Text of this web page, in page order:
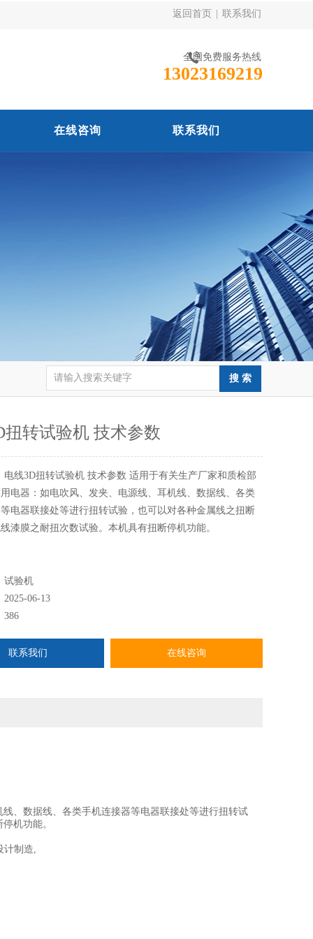
返回首页 联系我们
全国免费服务热线
13023169219
在线咨询 联系我们
扭转试验机 技术参数
电线3D扭转试验机 技术参数 适用于有关生产厂家和质检部
电器：如电吹风、发夹、电源线、耳机线、数据线、各类
电器联接处等进行扭转试验，也可以对各种金属线之扭断
漆膜之耐扭次数试验。本机具有扭断停机功能。
试验机
2025-06-13
386
联系我们 在线咨询
、数据线、各类手机连接器等电器联接处等进行扭转试
机功能。
计制造,